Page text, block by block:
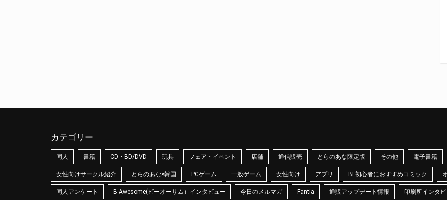
カテゴリー
同人 書籍 CD・BD/DVD 玩具 フェア・イベント 店舗 通信販売 とらのあな限定版 その他 電子書籍
女性向けサークル紹介 とらのあな×韓国 PCゲーム 一般ゲーム 女性向け アプリ BL初心者におすすめコミック
同人アンケート B-Awesome(ビーオーサム）インタビュー 今日のメルマガ Fantia 通販アップデート情報 印刷所インタ